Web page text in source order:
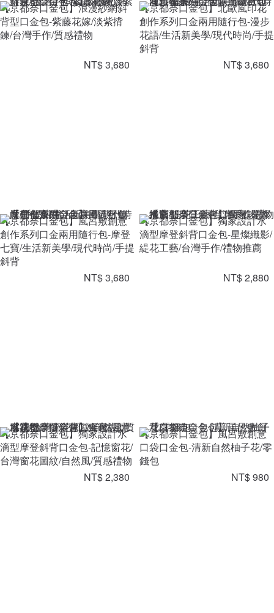
【京都奈口金包】浪漫紗網斜
背型口金包-紫藤花嫁/淡紫揹
鍊/台灣手作/質感禮物
NT$ 3,680
【京都奈口金包】北歐風印花
創作系列口金兩用隨行包-漫步
花語/生活新美學/現代時尚/手提
斜背
NT$ 3,680
【京都奈口金包】風呂敷創意
創作系列口金兩用隨行包-摩登
七寶/生活新美學/現代時尚/手提
斜背
NT$ 3,680
【京都奈口金包】獨家設計水
滴型摩登斜背口金包-星燦織影/
緹花工藝/台灣手作/禮物推薦
NT$ 2,880
【京都奈口金包】獨家設計水
滴型摩登斜背口金包-記憶窗花/
台灣窗花圖紋/自然風/質感禮物
NT$ 2,380
【京都奈口金包】風呂敷創意
口袋口金包-清新自然柚子花/零
錢包
NT$ 980